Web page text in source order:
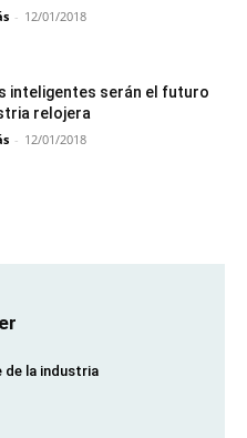
- 12/01/2018
inteligentes serán el futuro
relojera
- 12/01/2018
de la industria